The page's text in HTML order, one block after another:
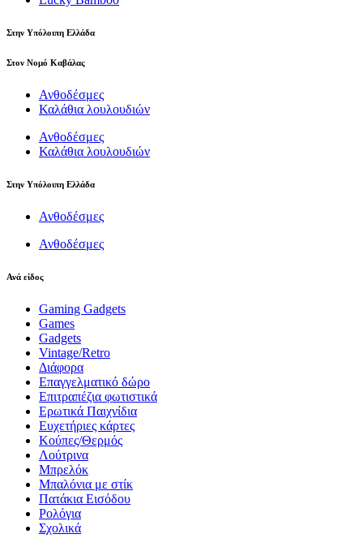
Στην Υπόλοιπη Ελλάδα
Στον Νομό Καβάλας
Ανθοδέσμες
Καλάθια λουλουδιών
Ανθοδέσμες
Καλάθια λουλουδιών
Στην Υπόλοιπη Ελλάδα
Ανθοδέσμες
Ανθοδέσμες
Ανά είδος
Gaming Gadgets
Games
Gadgets
Vintage/Retro
Διάφορα
Επαγγελματικό δώρο
Επιτραπέζια φωτιστικά
Ερωτικά Παιχνίδια
Ευχετήριες κάρτες
Κούπες/Θερμός
Λούτρινα
Μπρελόκ
Μπαλόνια με στίκ
Πατάκια Εισόδου
Ρολόγια
Σχολικά